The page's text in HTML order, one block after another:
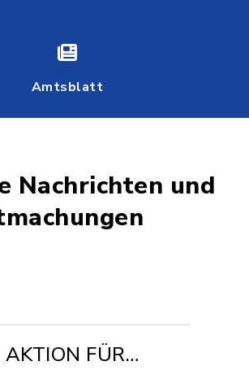
Amtsblatt
Nachrichten und
AKTION FÜR